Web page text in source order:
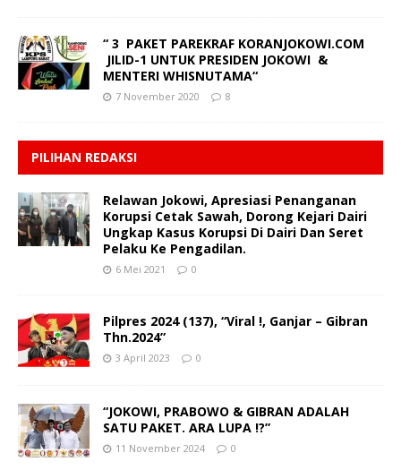
“ 3 PAKET PAREKRAF KORANJOKOWI.COM
JILID-1 UNTUK PRESIDEN JOKOWI &
MENTERI WHISNUTAMA“
7 November 2020 8
PILIHAN REDAKSI
Relawan Jokowi, Apresiasi Penanganan
Korupsi Cetak Sawah, Dorong Kejari Dairi
Ungkap Kasus Korupsi Di Dairi Dan Seret
Pelaku Ke Pengadilan.
6 Mei 2021 0
Pilpres 2024 (137), “Viral !, Ganjar – Gibran
Thn.2024”
3 April 2023 0
“JOKOWI, PRABOWO & GIBRAN ADALAH
SATU PAKET. ARA LUPA !?”
11 November 2024 0